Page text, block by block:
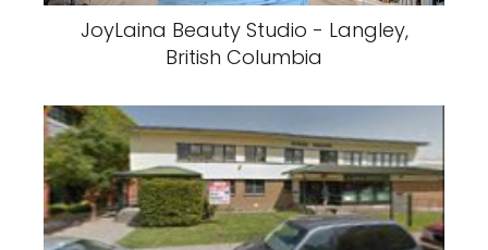
JoyLaina Beauty Studio - Langley,
British Columbia